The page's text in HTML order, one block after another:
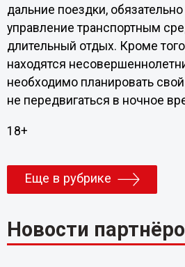
дальние поездки,
управление транспортным
длительный отдых. Кроме
находятся
необходимо планировать
не передвигаться в ночное
18+
Еще в рубрике
Новости